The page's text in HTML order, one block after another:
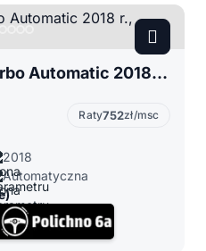
Opel Mokka 1.4 X Turbo Automatic 2018 r., Automat, 46 tys przebieg
Raty752zł/msc
2018
Automatyczna